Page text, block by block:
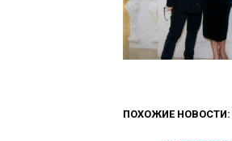
ПОХОЖИЕ НОВОСТИ: